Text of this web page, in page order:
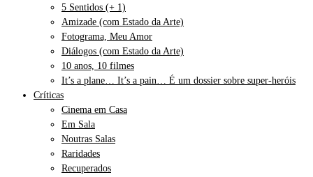
5 Sentidos (+ 1)
Amizade (com Estado da Arte)
Fotograma, Meu Amor
Diálogos (com Estado da Arte)
10 anos, 10 filmes
It’s a plane… It’s a pain… É um dossier sobre super-heróis
Críticas
Cinema em Casa
Em Sala
Noutras Salas
Raridades
Recuperados